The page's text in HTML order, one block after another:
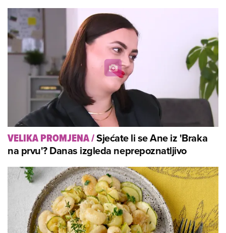
VELIKA PROMJENA/Sjećate li se Ane iz 'Braka
na prvu'? Danas izgleda neprepoznatljivo